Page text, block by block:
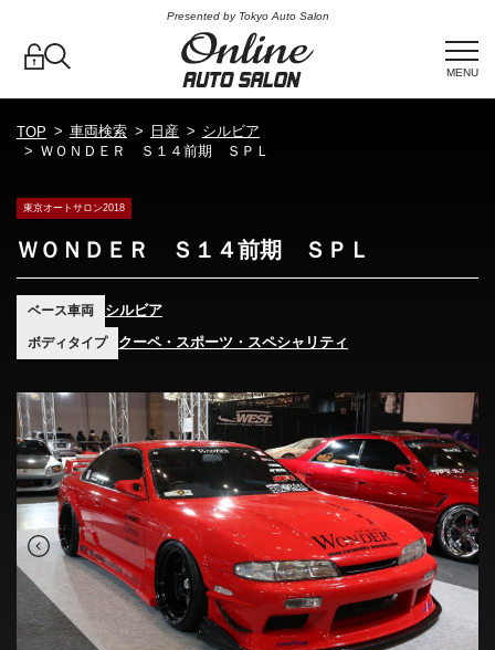
Presented by Tokyo Auto Salon
MENU
TOP 車両検索 日産
シルビア
ＷＯＮＤＥＲ Ｓ１４前期 ＳＰＬ
東京オートサロン2018
ＷＯＮＤＥＲ Ｓ１４前期 ＳＰＬ
ベース車両 シルビア
ボディタイプ クーペ・スポーツ・スペシャリティ